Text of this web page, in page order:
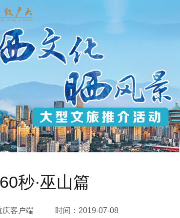
秒·巫山篇
庆客户端 时间：2019-07-08